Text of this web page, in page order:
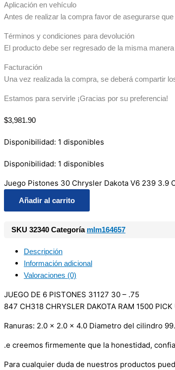
Aplicación en vehículo
Antes de realizar la compra favor de asegurarse
Términos y condiciones para devolución
El producto debe ser regresado de la misma
Facturación
Una vez realizada la compra, se deberá compartir
Estamos para servirle ¡Gracias por su preferencia!
$3,981.90
Disponibilidad: 1 disponibles
Disponibilidad: 1 disponibles
Juego Pistones 30 Chrysler Dakota V6 239 3.9
Añadir al carrito
SKU 32340 Categoría mlm164657
Descripción
Información adicional
Valoraciones (0)
JUEGO DE 6 PISTONES 31127 30 – .75
847 CH318 CHRYSLER DAKOTA RAM 1500
Ranuras: 2.0 x 2.0 x 4.0 Diametro del cilindro
.e creemos firmemente que la honestidad,
Para cualquier duda de nuestros productos